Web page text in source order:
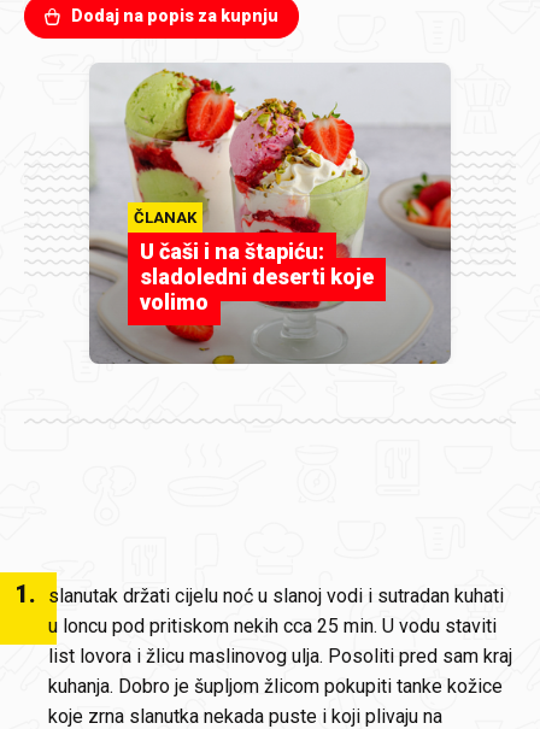
Dodaj na popis za kupnju
ČLANAK
U čaši i na štapiću:
sladoledni deserti koje
volimo
1.
slanutak držati cijelu noć u slanoj vodi i sutradan kuhati
u loncu pod pritiskom nekih cca 25 min. U vodu staviti
list lovora i žlicu maslinovog ulja. Posoliti pred sam kraj
kuhanja. Dobro je šupljom žlicom pokupiti tanke kožice
koje zrna slanutka nekada puste i koji plivaju na